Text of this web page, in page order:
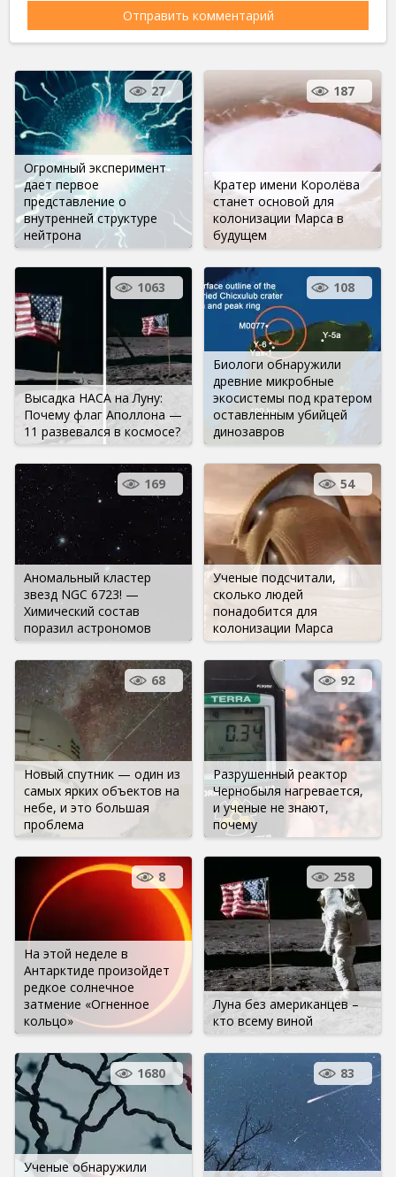
Огромный эксперимент
дает первое
представление о
внутренней структуре
нейтрона
27
Кратер имени Королёва
станет основой для
колонизации Марса в
будущем
187
Высадка НАСА на Луну:
Почему флаг Аполлона —
11 развевался в космосе?
1063
Биологи обнаружили
древние микробные
экосистемы под кратером
оставленным убийцей
динозавров
108
Аномальный кластер
звезд NGC 6723! —
Химический состав
поразил астрономов
169
Ученые подсчитали,
сколько людей
понадобится для
колонизации Марса
54
Новый спутник — один из
самых ярких объектов на
небе, и это большая
проблема
68
Разрушенный реактор
Чернобыля нагревается,
и ученые не знают,
почему
92
На этой неделе в
Антарктиде произойдет
редкое солнечное
затмение «Огненное
кольцо»
8
Луна без американцев –
кто всему виной
258
Ученые обнаружили
1680 83